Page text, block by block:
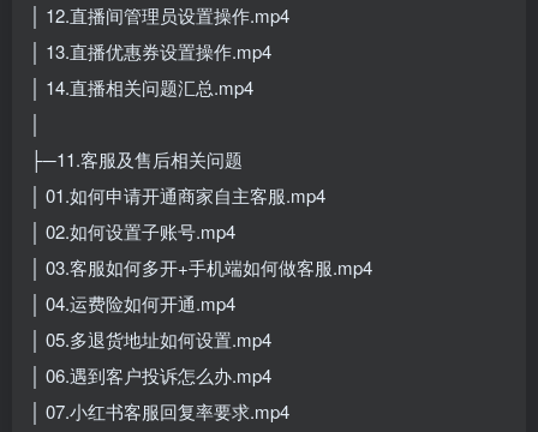
│ 12.直播间管理员设置操作.mp4
│ 13.直播优惠券设置操作.mp4
│ 14.直播相关问题汇总.mp4
├─11.客服及售后相关问题
│ 01.如何申请开通商家自主客服.mp4
│ 02.如何设置子账号.mp4
│ 03.客服如何多开+手机端如何做客服.mp4
│ 04.运费险如何开通.mp4
│ 05.多退货地址如何设置.mp4
│ 06.遇到客户投诉怎么办.mp4
│ 07.小红书客服回复率要求.mp4